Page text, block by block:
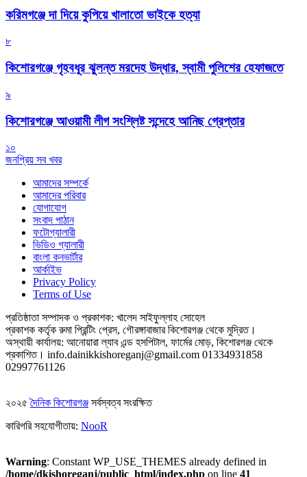
করিমগঞ্জে দা দিয়ে কুপিয়ে খালাতো ভাইকে হত্যা
৮
কিশোরগঞ্জে গৃহবধূর ঝুলন্ত মরদেহ উদ্ধার, স্বামী পুলিশের হেফাজতে
৯
কিশোরগঞ্জে আওয়ামী লীগ সংশ্লিষ্ট সন্দেহে আনিছ গ্রেপ্তার
১০
জনপ্রিয় সব খবর
আমাদের সম্পর্কে
আমাদের পরিবার
যোগাযোগ
সংবাদ পাঠান
ফটোগ্যালারী
ভিডিও গ্যালারী
বাংলা কনভার্টার
আর্কাইভ
Privacy Policy
Terms of Use
প্রতিষ্ঠাতা সম্পাদক ও প্রকাশক: খালেদ সাইফুল্লাহ সোহেল
প্রকাশক কর্তৃক রুমা প্রিন্টিং প্রেস, গৌরঙ্গাবাজার কিশোরগঞ্জ থেকে মুদ্রিত।
অস্থায়ী কার্যালয়: আনোয়ারা ল্যাব এন্ড হসপিটাল, ফার্মের মোড়, কিশোরগঞ্জ থেকে
প্রকাশিত। info.dainikkishoreganj@gmail.com 01334931858
02997761126
২০২৫দৈনিক কিশোরগঞ্জ সর্বস্বত্ব সংরক্ষিত
কারিগরি সহযোগীতায়: NooR
Warning: Constant WP_USE_THEMES already defined in
/home/dkishoreganj/public_html/index.php on line 41